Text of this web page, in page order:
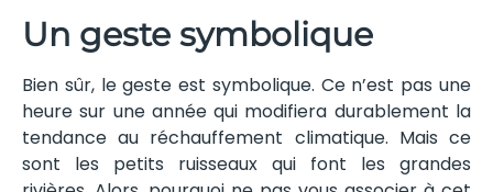
Un geste symbolique
Bien sûr, le geste est symbolique. Ce n’est pas une
heure sur une année qui modifiera durablement la
tendance au réchauffement climatique. Mais ce
sont les petits ruisseaux qui font les grandes